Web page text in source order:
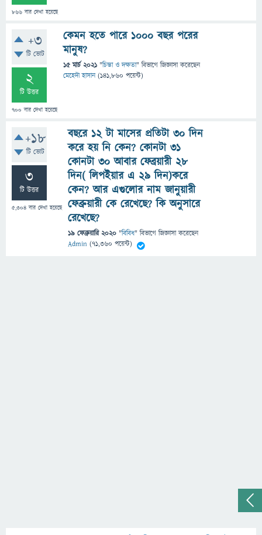
866 বার দেখা হয়েছে
+3
টি ভোট
2
টি উত্তর
700 বার দেখা হয়েছে
কেমন হতে পারে ১০০০ বছর পরের
মানুষ?
15 মার্চ 2021 "চিন্তা ও দক্ষতা" বিভাগে জিজ্ঞাসাকরেছেন
মেহেদী হাসান (141,860 পয়েন্ট)
+18
টি ভোট
3
টি উত্তর
5,304 বার দেখা হয়েছে
বছরে ১২ টা মাসের প্রতিটা ৩০ দিন
করে হয় নি কেন? কোনটা ৩১
কোনটা ৩০ আবার ফেব্রয়ারী ২৮
দিন( লিপইয়ার এ ২৯ দিন)করে
কেন? আর এগুলোর নাম জানুয়ারী
ফেব্রুয়ারী কে রেখেছে? কি অনুসারে
রেখেছে?
19 ফেব্রুয়ারি 2020 "বিবিধ" বিভাগে জিজ্ঞাসাকরেছেন
Admin (71,360 পয়েন্ট)